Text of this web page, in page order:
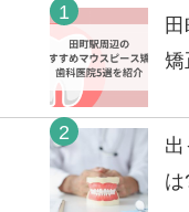
1
矯
2
出
は